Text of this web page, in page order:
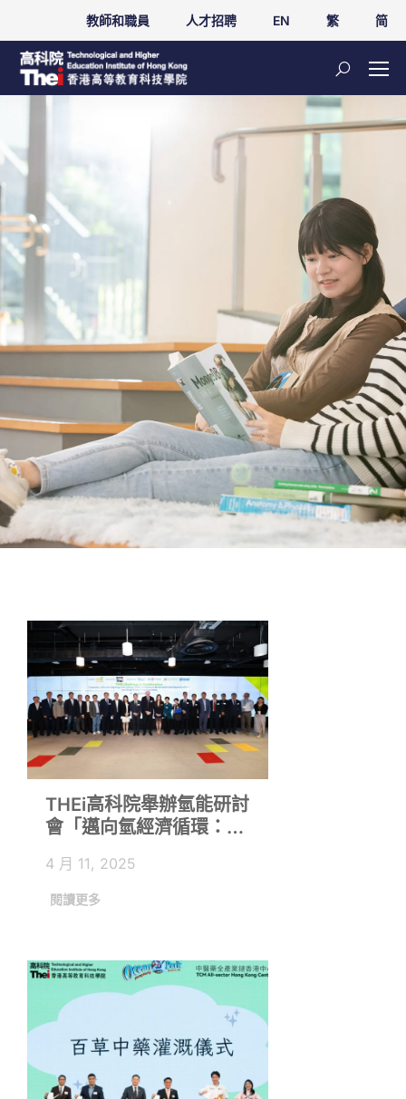
教師和職員 人才招聘 EN 繁 简
THEi高科院舉辦氫能研討
會「邁向氫經濟循環：實
齊聚內地、海外專家 探討
氫能可持續發展及創新解
4 月 11, 2025
閱讀更多